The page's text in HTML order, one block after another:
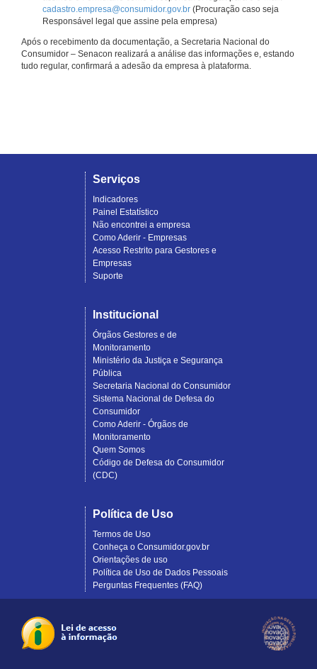
cadastro.empresa@consumidor.gov.br (Procuração caso seja
Responsável legal que assine pela empresa)
Após o recebimento da documentação, a Secretaria Nacional do
Consumidor – Senacon realizará a análise das informações e, estando
tudo regular, confirmará a adesão da empresa à plataforma.
Serviços
Indicadores
Painel Estatístico
Não encontrei a empresa
Como Aderir - Empresas
Acesso Restrito para Gestores e
Empresas
Suporte
Institucional
Órgãos Gestores e de
Monitoramento
Ministério da Justiça e Segurança
Pública
Secretaria Nacional do Consumidor
Sistema Nacional de Defesa do
Consumidor
Como Aderir - Órgãos de
Monitoramento
Quem Somos
Código de Defesa do Consumidor
(CDC)
Política de Uso
Termos de Uso
Conheça o Consumidor.gov.br
Orientações de uso
Política de Uso de Dados Pessoais
Perguntas Frequentes (FAQ)